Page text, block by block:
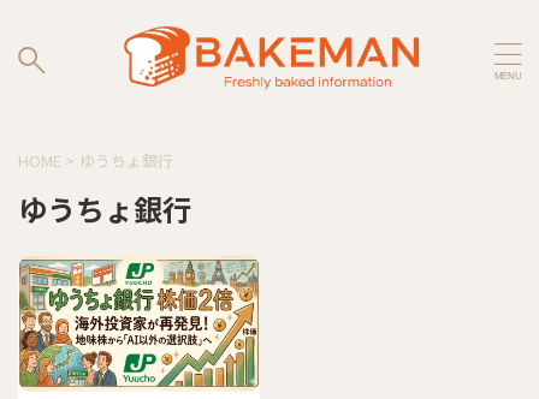
HOME > ゆうちょ銀行
ゆうちょ銀行